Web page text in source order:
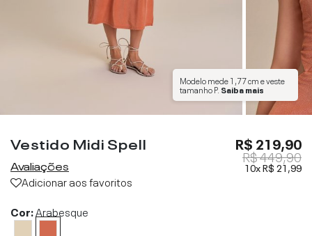
Modelo mede1,77 cme veste
tamanhoP. Saiba mais
Vestido Midi Spell
Avaliações
Adicionar aos favoritos
R$ 219,90
R$ 449,90
10xR$ 21,99
Cor:Arabesque